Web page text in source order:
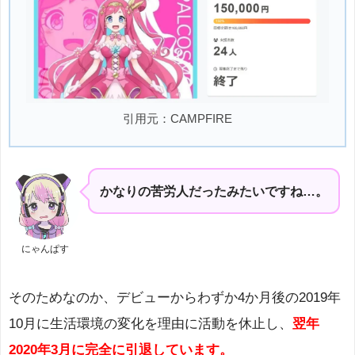
引用元：CAMPFIRE
にゃんぱす
かなりの苦労人だったみたいですね…。
そのためなのか、デビューからわずか4か月後の2019年
10月に生活環境の変化を理由に活動を休止し、 翌年
2020年3月に完全に引退しています。